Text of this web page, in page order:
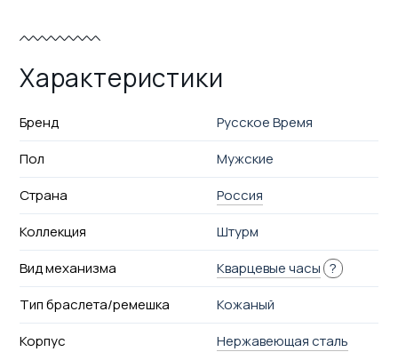
Характеристики
Бренд
Русское Время
Пол
Мужские
Страна
Россия
Коллекция
Штурм
Вид механизма
Кварцевые часы ?
Тип браслета/ремешка
Кожаный
Корпус
Нержавеющая сталь